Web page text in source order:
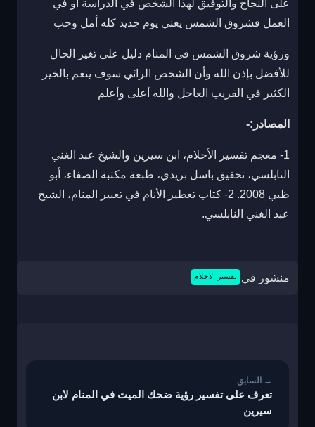
على النجاح والتوفيق لهذا الشخص في الدراسة أو في
العمل فشروق الشمس يعني يوم جديد كله أمل وحب
ورؤية شروق الشمس في المنام دليل على تغير الحال
للأفضل بإذن الله وأن الشخص الرائي سوف ينعم بالخير
الكثير في القريب العاجل والله أعلى وأعلم
المصادر:-
1- معجم تفسير الأحلام، ابن سيرين والشيخ عبد الغني
النابلسي، تحقيق باسل بريدي، طبعة مكتبة الصفاء، أبو
ظبي 2008. 2- كتاب تعطير الأنام في تعبير المنام، الشيخ
عبد الغني النابلسي.
منشور في تفسير الاحلام
تعرف على تفسير رؤية ضحك الميت في المنام لابن
سيرين